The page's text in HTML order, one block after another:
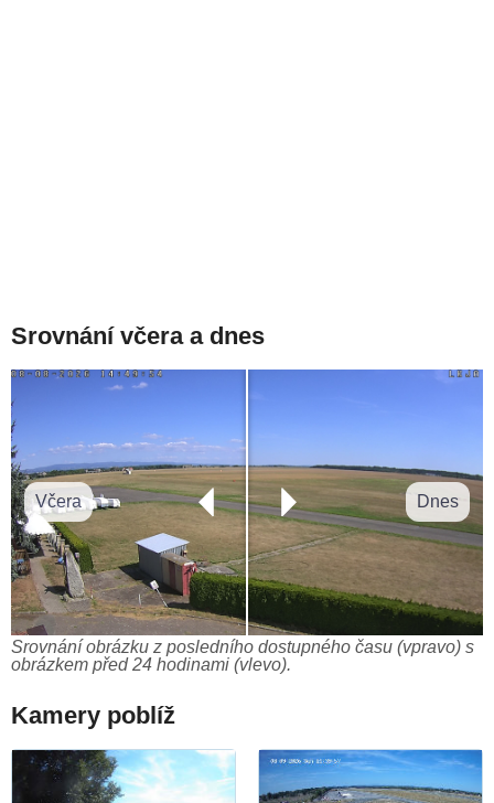
Srovnání včera a dnes
Včera Dnes
Srovnání obrázku z posledního dostupného času (vpravo) s
obrázkem před 24 hodinami (vlevo).
Kamery poblíž